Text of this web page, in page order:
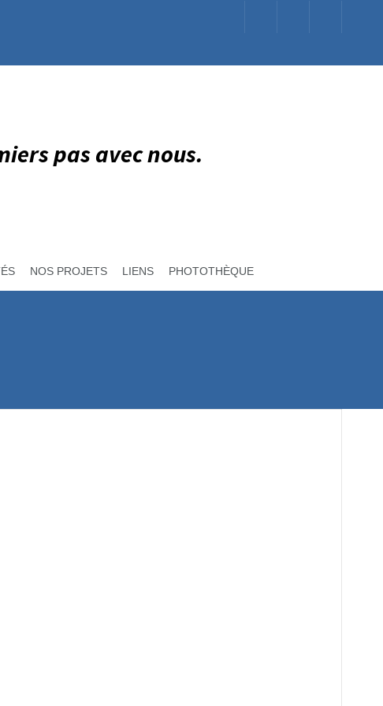
pas avec nous.
NOS PROJETS LIENS PHOTOTHÈQUE